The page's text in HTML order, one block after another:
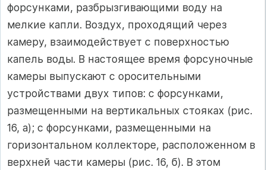
форсунками, разбрызгивающими воду на
мелкие капли. Воздух, проходящий через
камеру, взаимодействует с поверхностью
капель воды. В настоящее время форсуночные
камеры выпускают с оросительными
устройствами двух типов: с форсунками,
размещенными на вертикальных стояках (рис.
16, а); с форсунками, размещенными на
горизонтальном коллекторе, расположенном в
верхней части камеры (рис. 16, б). В этом